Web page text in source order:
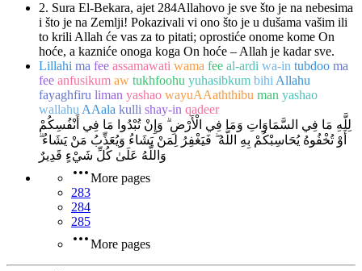
2. Sura El-Bekara, ajet 284Allahovo je sve što je na nebesima
i što je na Zemlji! Pokazivali vi ono što je u dušama vašim ili
to krili Allah će vas za to pitati; oprostiće onome kome On
hoće, a kazniće onoga koga On hoće – Allah je kadar sve.
Lillahi ma fee assamawati wama fee al-ardi wa-in tubdoo ma
fee anfusikum aw tukhfoohu yuhasibkum bihi Allahu
fayaghfiru liman yashao wayuAAaththibu man yashao
wallahu AAala kulli shay-in qadeer
لِلَّهِ مَا فِي السَّمَاوَاتِ وَمَا فِي الْأَرْضِ ۗ وَإِنْ تُبْدُوا مَا فِي أَنْفُسِكُمْ
أَوْ تُخْفُوهُ يُحَاسِبْكُمْ بِهِ اللَّهُ ۖ فَيَغْفِرُ لِمَنْ يَشَاءُ وَيُعَذِّبُ مَنْ يَشَاءُ ۗ
وَاللَّهُ عَلَىٰ كُلِّ شَيْءٍ قَدِيرٌ
More pages
283
284
285
More pages